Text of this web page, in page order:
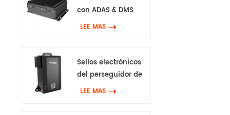
con ADAS & DMS
LEE MAS
Sellos electrónicos
del perseguidor de
GPS 4G
LEE MAS